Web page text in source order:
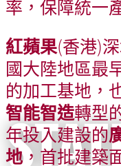
率，保障統一
紅蘋果(香港)
國大陸地區最
的加工基地，
智能智造轉型
年投入建設的
地，首批建築